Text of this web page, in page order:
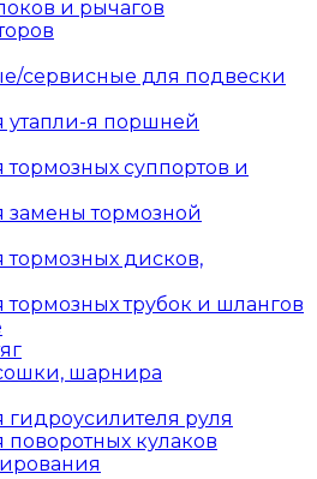
и рычагов
сервисные для подвески
утапли-я поршней
суппортов и
замены тормозной
дисков,
трубок и шлангов
шарнира
руля
кулаков